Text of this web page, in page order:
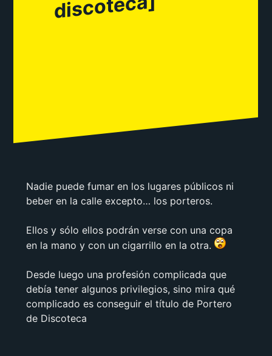
Nadie puede fumar en los lugares públicos ni
beber en la calle excepto… los porteros.
Ellos y sólo ellos podrán verse con una copa
en la mano y con un cigarrillo en la otra.
Desde luego una profesión complicada que
debía tener algunos privilegios, sino mira qué
complicado es conseguir el título de Portero
de Discoteca